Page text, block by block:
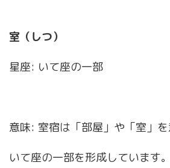
室（しつ）
星座: いて座の一部
意味: 室宿は「部屋」や「室」を
いて座の一部を形成しています。